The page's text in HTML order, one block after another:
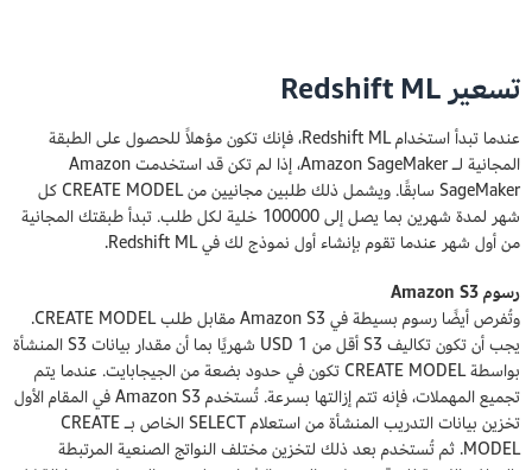
تسعير Redshift ML
عندما تبدأ استخدام Redshift ML، فإنك تكون مؤهلاً للحصول على الطبقة
المجانية لـ Amazon SageMaker، إذا لم تكن قد استخدمت Amazon
SageMaker سابقًا. ويشمل ذلك طلبين مجانيين من CREATE MODEL كل
شهر لمدة شهرين بما يصل إلى 100000 خلية لكل طلب. تبدأ طبقتك المجانية
من أول شهر عندما تقوم بإنشاء أول نموذج لك في Redshift ML.
رسوم Amazon S3
وتُفرص أيضًا رسوم بسيطة في Amazon S3 مقابل طلب CREATE MODEL.
يجب أن تكون تكاليف S3 أقل من 1 USD شهريًا بما أن مقدار بيانات S3 المنشأة
بواسطة CREATE MODEL تكون في حدود بضعة من الجيجابايت. عندما يتم
تجميع المهملات، فإنه تتم إزالتها بسرعة. تُستخدم Amazon S3 في المقام الأول
تخزين بيانات التدريب المنشأة من استعلام SELECT الخاص بـ CREATE
MODEL. ثم تُستخدم بعد ذلك لتخزين مختلف النواتج الصنعية المرتبطة